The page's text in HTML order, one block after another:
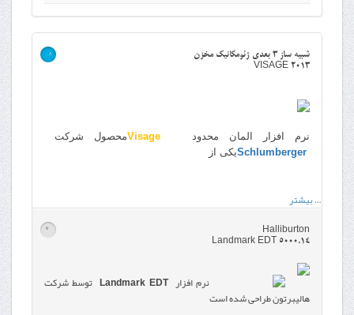
شبیه ساز 3 بعدی ژئومکانیک مخزن
VISAGE 2013
>
نرم افزار المان محدود Visageمحصول شرکت
Schlumbergerیکی از
…بیشتر
Halliburton
Landmark EDT 5000.14
>
نرم افزارLandmark EDT توسط شرکت
هالیبرتون طراحی شده است